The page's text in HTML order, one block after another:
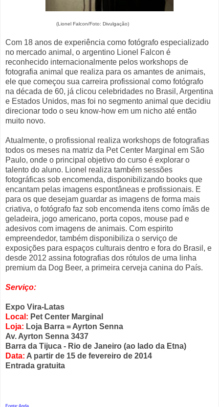
(Lionel Falcon/Foto: Divulgação)
Com 18 anos de experiência como fotógrafo especializado
no mercado animal, o argentino Lionel Falcon é
reconhecido internacionalmente pelos workshops de
fotografia animal que realiza para os amantes de animais,
ele que começou sua carreira profissional como fotógrafo
na década de 60, já clicou celebridades no Brasil, Argentina
e Estados Unidos, mas foi no segmento animal que decidiu
direcionar todo o seu know-how em um nicho até então
muito novo.
Atualmente, o profissional realiza workshops de fotografias
todos os meses na matriz da Pet Center Marginal em São
Paulo, onde o principal objetivo do curso é explorar o
talento do aluno. Lionel realiza também sessões
fotográficas sob encomenda, disponibilizando books que
encantam pelas imagens espontâneas e profissionais. E
para os que desejam guardar as imagens de forma mais
criativa, o fotógrafo faz sob encomenda itens como ímãs de
geladeira, jogo americano, porta copos, mouse pad e
adesivos com imagens de animais. Com espirito
empreendedor, também disponibiliza o serviço de
exposições para espaços culturais dentro e fora do Brasil, e
desde 2012 assina fotografias dos rótulos de uma linha
premium da Dog Beer, a primeira cerveja canina do País.
Serviço:
Expo Vira-Latas
Local: Pet Center Marginal
Loja: Loja Barra = Ayrton Senna
Av. Ayrton Senna 3437
Barra da Tijuca - Rio de Janeiro (ao lado da Etna)
Data: A partir de 15 de fevereiro de 2014
Entrada gratuita
Fonte:Anda